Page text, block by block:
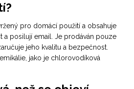
pro domácí použití a obsahuje
a posilují email. Je prodáván pouze
jeho kvalitu a bezpečnost.
jako je chlorovodíková